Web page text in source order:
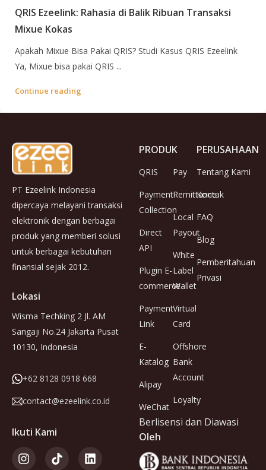
QRIS Ezeelink: Rahasia di Balik Ribuan Transaksi
Mixue Kokas
Apakah Mixue Bisa Pakai QRIS? Studi Kasus QRIS Ezeelink
Ya, Mixue bisa pakai QRIS ...
Continue reading
PT Ezeelink Indonesia
dipercaya melayani transaksi
elektronik dengan berbagai
produk yang memberi solusi
untuk berbagai kebutuhan
finansial sejak 2012.
Lokasi
Wisma Techking 2 Jl. AM
Sangaji No.24 Jakarta Pusat
10130, Indonesia
+62 8128 0918 668
contact@ezeelink.co.id
Ikuti Kami
PRODUK
QRIS
Payment
Collection
Direct
API
Plugin E-
commerce
Payment
Link
E-
Katalog
Alipay
WeChat
Pay
Remittance
Local
Payout
White
Label
Wallet
Virtual
Card
Offshore
Bank
Account
Loyalty
PERUSAHAAN
Tentang Kami
Kontak
FAQ
Blog
Pemberitahuan
Privasi
Berlisensi dan Diawasi
Oleh